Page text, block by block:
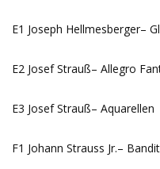
E1 Joseph Hellmesberger–
E2 Josef Strauß– Allegro
E3 Josef Strauß– Aquarellen
F1 Johann Strauss Jr.–